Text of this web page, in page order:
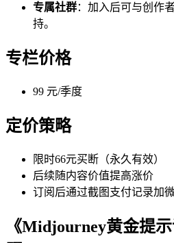
专属社群：加入后可与创作
持。
专栏价格
99 元/季度
定价策略
限时66元买断（永久有效）
后续随内容价值提高涨价
订阅后通过截图支付记录加
《Midjourney黄金提